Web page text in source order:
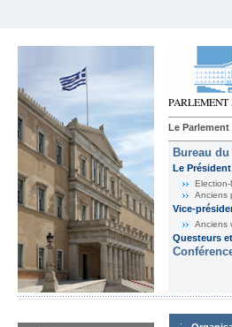
Le Parlement
Bureau
Le
Anciens
Vice-
Anciens
Questeurs